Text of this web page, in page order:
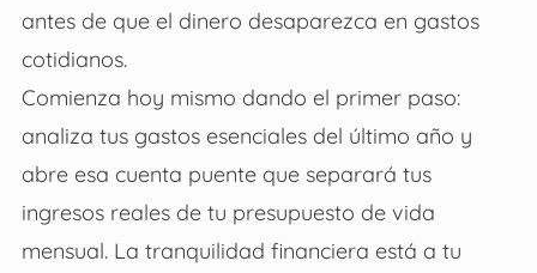
antes de que el dinero desaparezca en gastos
cotidianos.
Comienza hoy mismo dando el primer paso:
analiza tus gastos esenciales del último año y
abre esa cuenta puente que separará tus
ingresos reales de tu presupuesto de vida
mensual. La tranquilidad financiera está a tu